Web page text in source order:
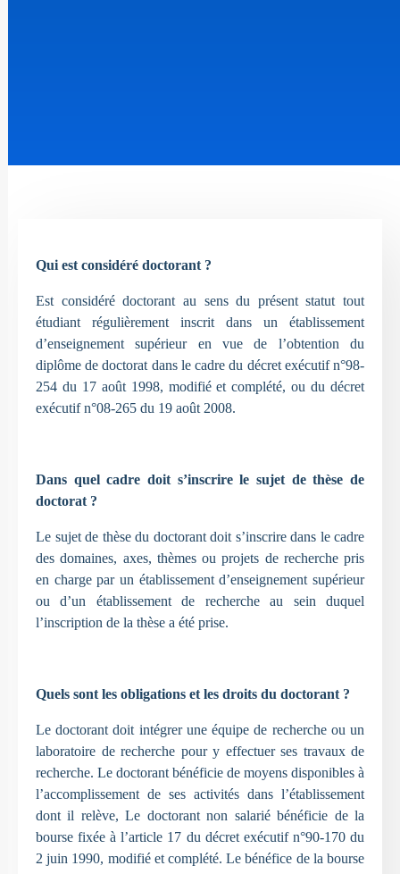
Qui est considéré doctorant ?
Est considéré doctorant au sens du présent statut tout
étudiant régulièrement inscrit dans un établissement
d’enseignement supérieur en vue de l’obtention du
diplôme de doctorat dans le cadre du décret exécutif n°98-
254 du 17 août 1998, modifié et complété, ou du décret
exécutif n°08-265 du 19 août 2008.
Dans quel cadre doit s’inscrire le sujet de thèse de
doctorat ?
Le sujet de thèse du doctorant doit s’inscrire dans le cadre
des domaines, axes, thèmes ou projets de recherche pris
en charge par un établissement d’enseignement supérieur
ou d’un établissement de recherche au sein duquel
l’inscription de la thèse a été prise.
Quels sont les obligations et les droits du doctorant ?
Le doctorant doit intégrer une équipe de recherche ou un
laboratoire de recherche pour y effectuer ses travaux de
recherche. Le doctorant bénéficie de moyens disponibles à
l’accomplissement de ses activités dans l’établissement
dont il relève, Le doctorant non salarié bénéficie de la
bourse fixée à l’article 17 du décret exécutif n°90-170 du
2 juin 1990, modifié et complété. Le bénéfice de la bourse